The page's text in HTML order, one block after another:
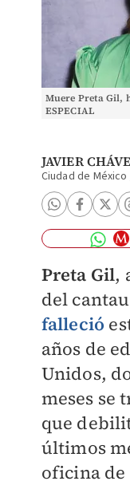
Muere Preta Gil,
ESPECIAL
JAVIER
Ciudad de México
Preta Gil,
del
falleció
años de
Unidos,
meses se
que
últimos
oficina de